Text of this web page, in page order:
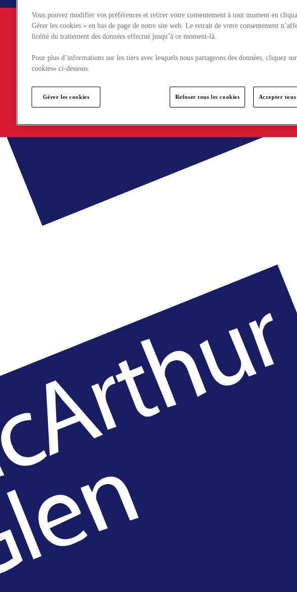
Vous pouvez modifier vos préférences et retirer votre consentement à tout moment en
Gérer les cookies » en bas de page de notre site web. Le retrait de votre consentement
licéité du traitement des données effectué jusqu’à ce moment-là.
Pour plus d’informations sur les tiers avec lesquels nous partageons des données, cliquez
cookies» ci-dessous.
Gérer les cookies Refuser tous les cookies Accepter tous